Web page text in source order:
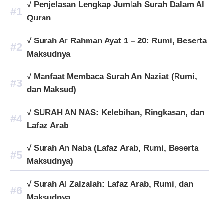
√ Penjelasan Lengkap Jumlah Surah Dalam Al
Quran
√ Surah Ar Rahman Ayat 1 – 20: Rumi, Beserta
Maksudnya
√ Manfaat Membaca Surah An Naziat (Rumi,
dan Maksud)
√ SURAH AN NAS: Kelebihan, Ringkasan, dan
Lafaz Arab
√ Surah An Naba (Lafaz Arab, Rumi, Beserta
Maksudnya)
√ Surah Al Zalzalah: Lafaz Arab, Rumi, dan
Maksudnya